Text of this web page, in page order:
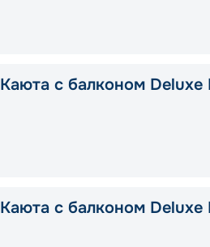
Каюта с балконом Deluxe
Каюта с балконом Deluxe